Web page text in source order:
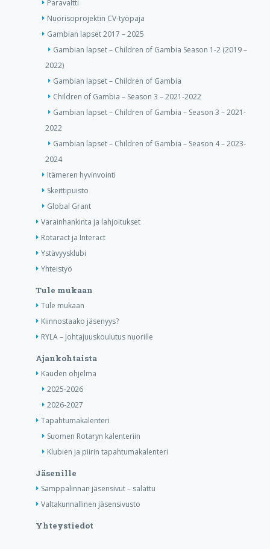
Paravaltti
Nuorisoprojektin CV-työpaja
Gambian lapset 2017 – 2025
Gambian lapset – Children of Gambia Season 1-2 (2019 –
2022)
Gambian lapset – Children of Gambia
Children of Gambia – Season 3 – 2021-2022
Gambian lapset – Children of Gambia – Season 3 – 2021-
2022
Gambian lapset – Children of Gambia – Season 4 – 2023-
2024
Itämeren hyvinvointi
Skeittipuisto
Global Grant
Varainhankinta ja lahjoitukset
Rotaract ja Interact
Ystävyysklubi
Yhteistyö
Tule mukaan
Tule mukaan
Kiinnostaako jäsenyys?
RYLA – Johtajuuskoulutus nuorille
Ajankohtaista
Kauden ohjelma
2025-2026
2026-2027
Tapahtumakalenteri
Suomen Rotaryn kalenteriin
Klubien ja piirin tapahtumakalenteri
Jäsenille
Samppalinnan jäsensivut – salattu
Valtakunnallinen jäsensivusto
Yhteystiedot